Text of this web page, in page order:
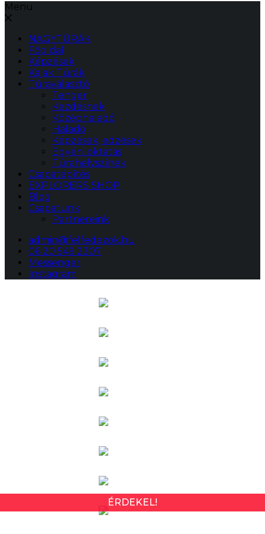
ÉRDEKEL!
Menu
NAGYTÚRÁK
Főoldal
Képzések
Kajak Túrák
Túraválasztó
Tenger
Kezdésnek
Középhaladó
Haladó
Képzések, edzések
Egyéni oktatás
Túrahelyszínek
Csapatépítés
EXPLORERS SHOP
Blog
Csapatunk
Partnereink
admin@felfedezok.hu
06 20 549 2307
Messenger
Instagram